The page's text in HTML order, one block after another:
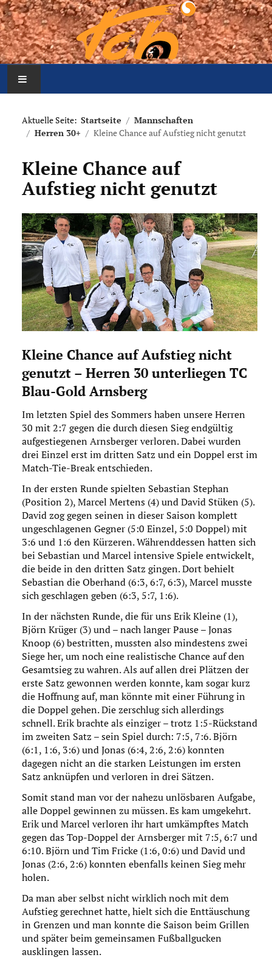
Aktuelles
Mannschaften
Der Verein
Platzbelegung
Meldung Arbeitseinsatz
Download
Impressum
Datenschutz
Aktuelle Seite: Startseite
Mannschaften
Herren 30+
Kleine Chance auf Aufstieg nicht genutzt
Kleine Chance auf
Aufstieg nicht genutzt
Kleine Chance auf Aufstieg nicht
genutzt – Herren 30 unterliegen TC
Blau-Gold Arnsberg
Im letzten Spiel des Sommers haben unsere Herren
30 mit 2:7 gegen die durch diesen Sieg endgültig
aufgestiegenen Arnsberger verloren. Dabei wurden
drei Einzel erst im dritten Satz und ein Doppel erst im
Match-Tie-Break entschieden.
In der ersten Runde spielten Sebastian Stephan
(Position 2), Marcel Mertens (4) und David Stüken (5).
David zog gegen seinen in dieser Saison komplett
ungeschlagenen Gegner (5:0 Einzel, 5:0 Doppel) mit
3:6 und 1:6 den Kürzeren. Währenddessen hatten sich
bei Sebastian und Marcel intensive Spiele entwickelt,
die beide in den dritten Satz gingen. Dort behielt
Sebastian die Oberhand (6:3, 6:7, 6:3), Marcel musste
sich geschlagen geben (6:3, 5:7, 1:6).
In der nächsten Runde, die für uns Erik Kleine (1),
Björn Krüger (3) und – nach langer Pause – Jonas
Knoop (6) bestritten, mussten also mindestens zwei
Siege her, um noch eine realistische Chance auf den
Gesamtsieg zu wahren. Als auf allen drei Plätzen der
erste Satz gewonnen werden konnte, kam sogar kurz
die Hoffnung auf, man könnte mit einer Führung in
die Doppel gehen. Die zerschlug sich allerdings
schnell. Erik brachte als einziger – trotz 1:5-Rückstand
im zweiten Satz – sein Spiel durch: 7:5, 7:6. Björn
(6:1, 1:6, 3:6) und Jonas (6:4, 2:6, 2:6) konnten
dagegen nicht an die starken Leistungen im ersten
Satz anknüpfen und verloren in drei Sätzen.
Somit stand man vor der nahezu unlösbaren Aufgabe,
alle Doppel gewinnen zu müssen. Es kam umgekehrt.
Erik und Marcel verloren ihr hart umkämpftes Match
gegen das Top-Doppel der Arnsberger mit 7:5, 6:7 und
6:10. Björn und Tim Fricke (1:6, 0:6) und David und
Jonas (2:6, 2:6) konnten ebenfalls keinen Sieg mehr
holen.
Da man aber selbst nicht wirklich noch mit dem
Aufstieg gerechnet hatte, hielt sich die Enttäuschung
in Grenzen und man konnte die Saison beim Grillen
und später beim gemeinsamen Fußballgucken
ausklingen lassen.